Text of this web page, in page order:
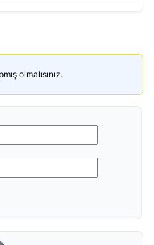
olmalısınız.